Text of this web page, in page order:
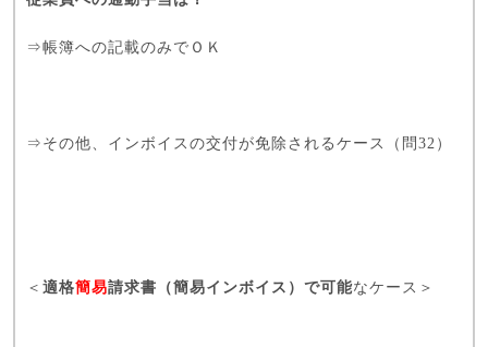
⇒帳簿への記載のみでＯＫ
⇒その他、 インボイスの交付が免除されるケース（問32）
＜ 適格簡易請求書（簡易インボイス）で可能なケース＞